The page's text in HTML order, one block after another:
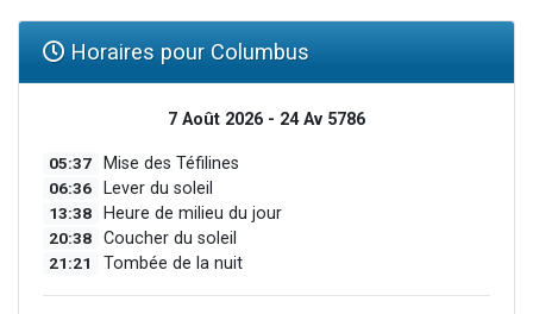
Horaires pour Columbus
7 Août 2026 - 24 Av 5786
05:37 Mise des Téfilines
06:36 Lever du soleil
13:38 Heure de milieu du jour
20:38 Coucher du soleil
21:21 Tombée de la nuit